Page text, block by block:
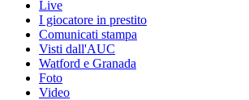
Live
I giocatore in prestito
Comunicati stampa
Visti dall'AUC
Watford e Granada
Foto
Video